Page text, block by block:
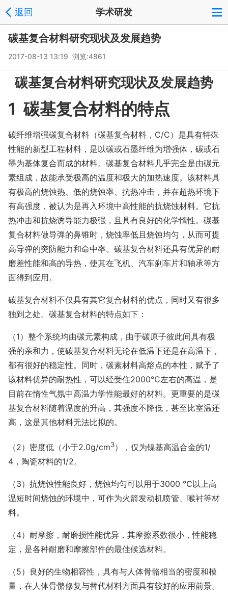
返回 学术研发
碳基复合材料研究现状及发展趋势
2017-08-13 13:19 浏览:4861
碳基复合材料研究现状及发展趋势
1 碳基复合材料的特点
碳纤维增强碳复合材料（碳基复合材料，C/C）是具有特殊
性能的新型工程材料，是以碳或石墨纤维为增强体，碳或石
墨为基体复合而成的材料。碳基复合材料几乎完全是由碳元
素组成，故能承受极高的温度和极大的加热速度。该材料具
有极高的烧蚀热、低的烧蚀率、抗热冲击，并在超热环境下
有高强度，被认为是再入环境中高性能的抗烧蚀材料。它抗
热冲击和抗烧诱导能力极强，且具有良好的化学惰性。碳基
复合材料做导弹的鼻锥时，烧蚀率低且烧蚀均匀，从而可提
高导弹的突防能力和命中率。碳基复合材料还具有优异的耐
磨差性能和高的导热，使其在飞机、汽车刹车片和轴承等方
面得到应用。
碳基复合材料不仅具有其它复合材料的优点，同时又有很多
独到之处。碳基复合材料的特点如下：
（1）整个系统均由碳元素构成，由于碳原子彼此间具有极
强的亲和力，使碳基复合材料无论在低温下还是在高温下，
都有很好的稳定性。同时，碳素材料高熔点的本性，赋予了
该材料优异的耐热性，可以经受住2000℃左右的高温，是
目前在惰性气氛中高温力学性能最好的材料。更重要的是碳
基复合材料随着温度的升高，其强度不降低，甚至比室温还
高，这是其他材料无法比拟的。
（2）密度低（小于2.0g/cm3），仅为镍基高温合金的1/
4，陶瓷材料的1/2。
（3）抗烧蚀性能良好，烧蚀均匀可以用于3000 ℃以上高
温短时间烧蚀的环境中，可作为火箭发动机喷管、喉衬等材
料。
（4）耐摩擦，耐磨损性能优异，其摩擦系数很小，性能稳
定，是各种耐磨和摩擦部件的最佳候选材料。
（5）良好的生物相容性，具有与人体骨骼相当的密度和模
量，在人体骨骼修复与替代材料方面具有较好的应用前景。